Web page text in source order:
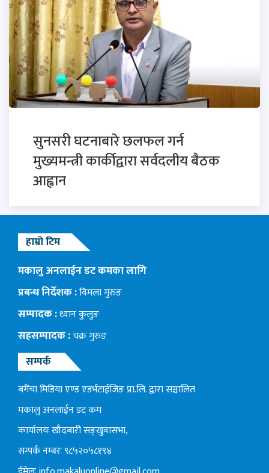
सुनसरी घटनाबारे छलफल गर्न
मुख्यमन्त्री कार्कीद्वारा सर्वदलीय बैठक
आह्वान
हाम्रो टिम
मकालु अनलाईन डट कमका लागि
प्रबन्ध निर्देशक :विमला गुरुङ
सम्पादक :ध्यान कुलुङ
सहसम्पादक :चक्र गुरुङ
सम्पर्क
बगैंचा मिडिया एण्ड एडर्भटाईजिङ प्रा.लि. द्वारा सञ्चालित
मकालु अनलाईन डट कम
कार्यालयः खाँदबारी सङ्खुवासभा,
सम्पर्क नम्बरः ९८५२०५८१९४